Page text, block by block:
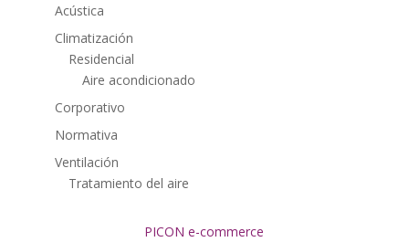
Acústica
Climatización
Residencial
Aire acondicionado
Corporativo
Normativa
Ventilación
Tratamiento del aire
PICON e-commerce